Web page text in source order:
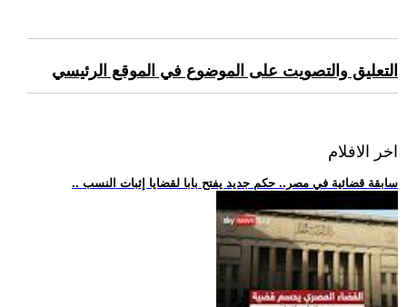
التعليق والتصويت على الموضوع في الموقع الرئيسي
اخر الافلام
.. سابقة قضائية في مصر.. حكم جديد يفتح بابا لقضايا إثبات النسب